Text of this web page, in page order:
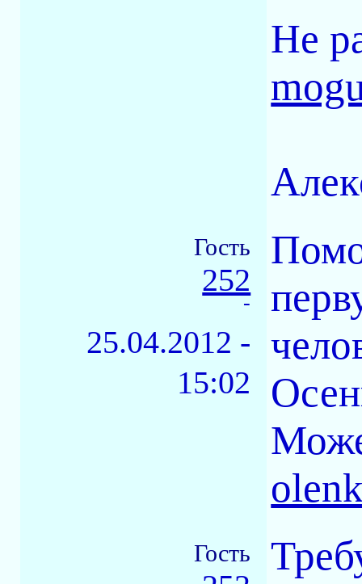
Не
Гость
252
-
25.04.2012 -
15:02
Гость